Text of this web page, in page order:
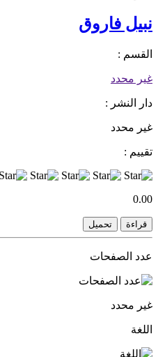
نبيل فاروق
القسم :
غير محدد
دار النشر :
غير محدد
تقييم :
0.00
قراءة تحميل
عدد الصفحات
غير محدد
اللغة